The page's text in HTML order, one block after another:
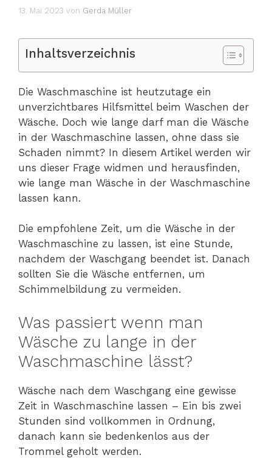
13. Mai 2023 von Gerda Müller
Inhaltsverzeichnis
Die Waschmaschine ist heutzutage ein
unverzichtbares Hilfsmittel beim Waschen der
Wäsche. Doch wie lange darf man die Wäsche
in der Waschmaschine lassen, ohne dass sie
Schaden nimmt? In diesem Artikel werden wir
uns dieser Frage widmen und herausfinden,
wie lange man Wäsche in der Waschmaschine
lassen kann.
Die empfohlene Zeit, um die Wäsche in der
Waschmaschine zu lassen, ist eine Stunde,
nachdem der Waschgang beendet ist. Danach
sollten Sie die Wäsche entfernen, um
Schimmelbildung zu vermeiden.
Was passiert wenn man
Wäsche zu lange in der
Waschmaschine lässt?
Wäsche nach dem Waschgang eine gewisse
Zeit in Waschmaschine lassen – Ein bis zwei
Stunden sind vollkommen in Ordnung,
danach kann sie bedenkenlos aus der
Trommel geholt werden.